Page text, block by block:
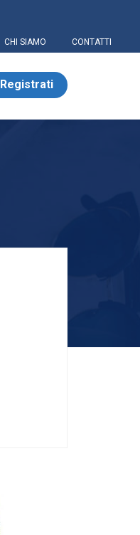
CHI SIAMO CONTATTI
Registrati